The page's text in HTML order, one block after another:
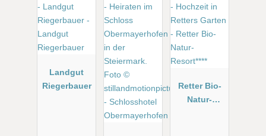
Landgut
Riegerbauer
Retter Bio-
Natur-